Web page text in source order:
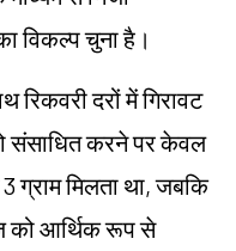
विकल्प चुना है।
रिकवरी दरों में गिरावट
संसाधित करने पर केवल
ग्राम मिलता था, जबकि
को आर्थिक रूप से